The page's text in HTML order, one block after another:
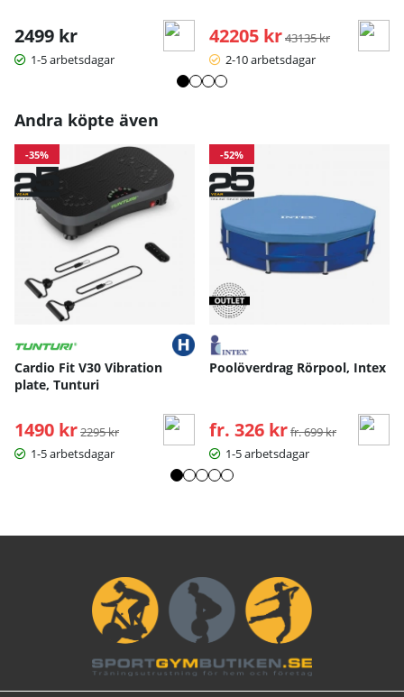
2499 kr
1-5 arbetsdagar
42205 kr Ordinarie pris:
43135 kr
2-10 arbetsdagar
Andra köpte även
-35%
Cardio Fit V30 Vibration
plate, Tunturi
1490 kr Ordinarie pris:
2295 kr
1-5 arbetsdagar
-52%
Poolöverdrag Rörpool, Intex
fr. 326 kr Ordinarie pris:
fr. 699 kr
1-5 arbetsdagar